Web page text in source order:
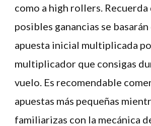
como a high rollers. Recuerda
posibles ganancias se basarán
apuesta inicial multiplicada
multiplicador que consigas
vuelo. Es recomendable
apuestas más pequeñas
familiarizas con la mecánica